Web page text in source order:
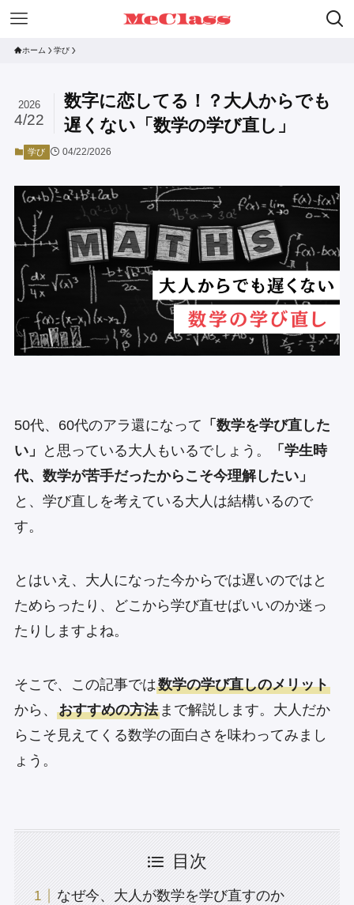
ホーム 学び
数字に恋してる！？大人からでも
遅くない「数学の学び直し」
2026
4/22
学び 04/22/2026
50代、60代のアラ還になって 「数学を学び直した
い」
と思っている大人もいるでしょう。
「学生時
代、数学が苦手だったからこそ今理解したい」
と、学び直しを考えている大人は結構いるので
す。
とはいえ、大人になった今からでは遅いのではと
ためらったり、どこから学び直せばいいのか迷っ
たりしますよね。
そこで、この記事では数学の学び直しのメリット
から、 おすすめの方法まで解説します。大人だか
らこそ見えてくる数学の面白さを味わってみまし
ょう。
目次
なぜ今、大人が数学を学び直すのか